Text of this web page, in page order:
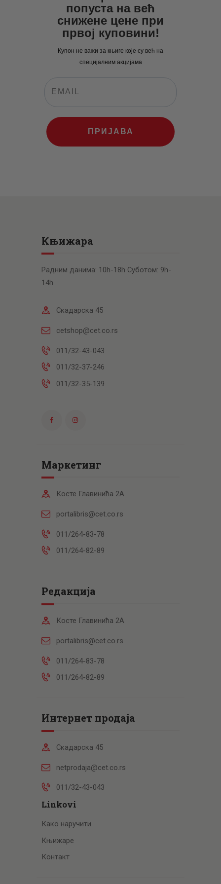
рсд.
попуста на већ
снижене цене при
првој куповини!
Купон не важи за књиге које су већ на
специјалним акцијама
ПРИЈАВА
Књижара
Радним данима: 10h-18h Суботом: 9h-
14h
Скадарска 45
cetshop@cet.co.rs
011/32-43-043
011/32-37-246
011/32-35-139
Маркетинг
Косте Главинића 2А
portalibris@cet.co.rs
011/264-83-78
011/264-82-89
Редакција
Косте Главинића 2А
portalibris@cet.co.rs
011/264-83-78
011/264-82-89
Интернет продаја
Скадарска 45
netprodaja@cet.co.rs
011/32-43-043
Linkovi
Како наручити
Књижаре
Контакт